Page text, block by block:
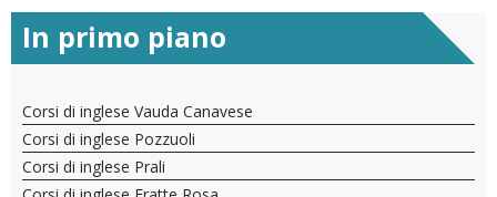
In primo piano
Corsi di inglese Vauda Canavese
Corsi di inglese Pozzuoli
Corsi di inglese Prali